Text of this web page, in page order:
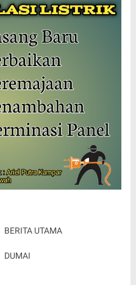
BERITA UTAMA
DUMAI